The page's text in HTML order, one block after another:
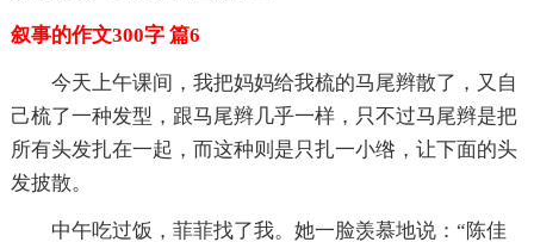
叙事的作文300字 篇6
今天上午课间，我把妈妈给我梳的马尾辫散了，又自
己梳了一种发型，跟马尾辫几乎一样，只不过马尾辫是把
所有头发扎在一起，而这种则是只扎一小绺，让下面的头
发披散。
中午吃过饭，菲菲找了我。她一脸羡慕地说：“陈佳